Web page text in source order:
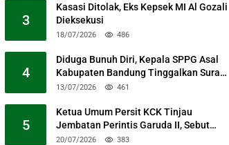
3
Kasasi Ditolak, Eks Kepsek MI Al Gozali
Dieksekusi
18/07/2026 486
4
Diduga Bunuh Diri, Kepala SPPG Asal
Kabupaten Bandung Tinggalkan Surat
Permohonan Maaf
13/07/2026 461
5
Ketua Umum Persit KCK Tinjau
Jembatan Perintis Garuda II, Sebut
Simbol Kebersamaan TNI dan Rakyat
20/07/2026 383